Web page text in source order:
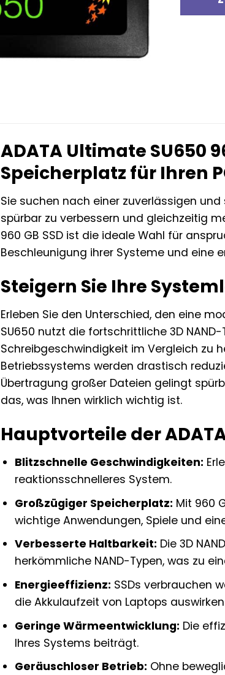
ADATA Ultimate SU650
Speicherplatz für Ihren
Sie suchen nach einer zuverlässigen
spürbar zu verbessern und gleichzeitig
960 GB SSD ist die ideale Wahl für
Beschleunigung ihrer Systeme und eine
Steigern Sie Ihre
Erleben Sie den Unterschied, den eine
SU650 nutzt die fortschrittliche 3D
Schreibgeschwindigkeit im Vergleich zu
Betriebssystems werden drastisch
Übertragung großer Dateien gelingt
das, was Ihnen wirklich wichtig ist.
Hauptvorteile der
Blitzschnelle Geschwindigkeiten:
reaktionsschnelleres System.
Großzügiger Speicherplatz: Mit 960
wichtige Anwendungen, Spiele und
Verbesserte Haltbarkeit: Die 3D
herkömmliche NAND-Typen, was zu
Energieeffizienz: SSDs verbrauchen
die Akkulaufzeit von Laptops
Geringe Wärmeentwicklung: Die
Ihres Systems beiträgt.
Geräuschloser Betrieb: Ohne